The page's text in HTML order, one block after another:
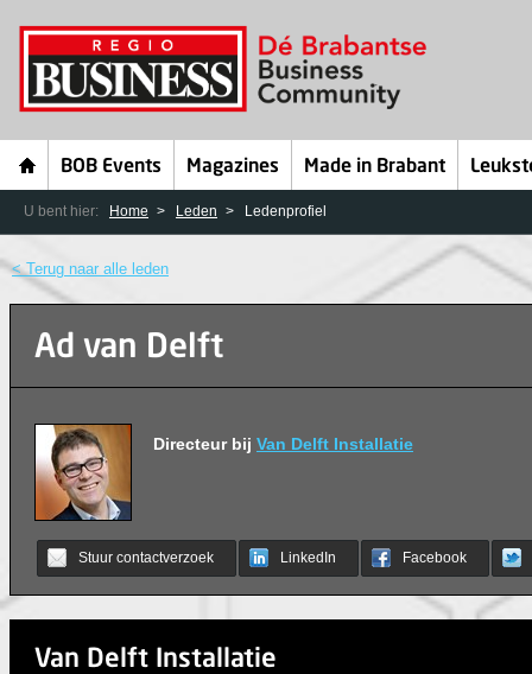
BOB Events Magazines Made in Brabant
U bent hier: Home Leden Ledenprofiel
< Terug naar alle leden
Ad van Delft
Directeur bij Van Delft Installatie
Stuur contactverzoek LinkedIn Facebook
Van Delft Installatie